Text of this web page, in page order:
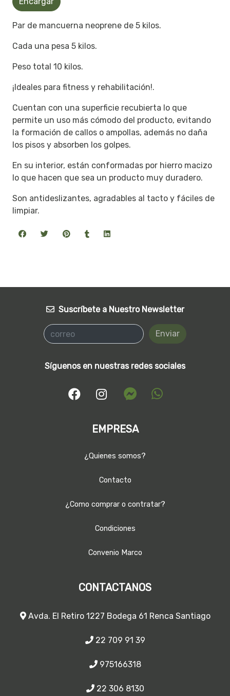
Par de mancuerna neoprene de 5 kilos.
Cada una pesa 5 kilos.
Peso total 10 kilos.
¡Ideales para fitness y rehabilitación!.
Cuentan con una superficie recubierta lo que
permite un uso más cómodo del producto, evitando
la formación de callos o ampollas, además no daña
los pisos y absorben los golpes.
En su interior, están conformadas por hierro macizo
lo que hacen que sea un producto muy duradero.
Son antideslizantes, agradables al tacto y fáciles de
limpiar.
Suscríbete a Nuestro Newsletter
Enviar
Síguenos en nuestras redes sociales
EMPRESA
¿Quienes somos?
Contacto
¿Como comprar o contratar?
Condiciones
Convenio Marco
CONTACTANOS
Avda. El Retiro 1227 Bodega 61 Renca Santiago
22 709 91 39
975166318
22 306 8130